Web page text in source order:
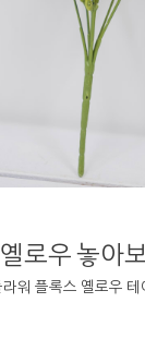
옐로우 놓아보